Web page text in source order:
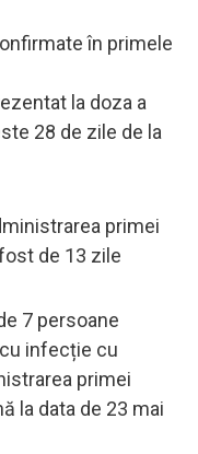
în primele
la doza a
28 de zile de la
primei
de 13 zile
7 persoane
infecție cu
primei
la data de 23 mai